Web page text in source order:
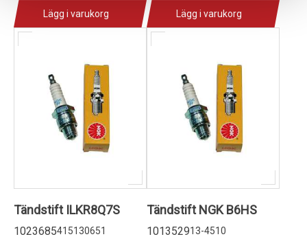
Lägg i varukorg Lägg i varukorg
Tändstift ILKR8Q7S
1023685415130651
Tändstift NGK B6HS
101352913-4510